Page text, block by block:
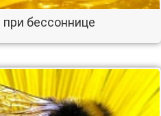
бессоннице